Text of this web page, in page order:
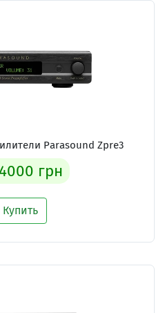
Parasound Zpre3
грн
Купить